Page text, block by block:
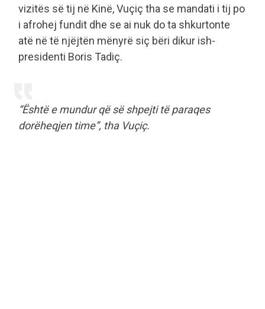
vizitës së tij në Kinë, Vuçiç tha se mandati i tij po
i afrohej fundit dhe se ai nuk do ta shkurtonte
atë në të njëjtën mënyrë siç bëri dikur ish-
presidenti Boris Tadiç.
“Është e mundur që së shpejti të paraqes
dorëheqjen time”, tha Vuçiç.